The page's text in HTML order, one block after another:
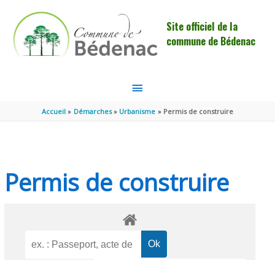
Site officiel de la
commune de Bédenac
MENU
PRINCIPAL
Accueil Démarches Urbanisme Permis de construire
Permis de construire